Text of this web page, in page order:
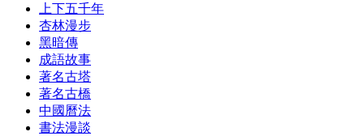
上下五千年
杏林漫步
黑暗傳
成語故事
著名古塔
著名古橋
中國曆法
書法漫談